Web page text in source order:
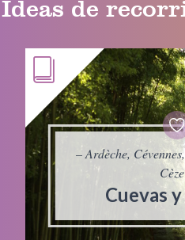
Ideas de
– Ardèche,
Cuevas